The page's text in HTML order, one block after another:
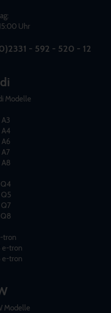
Uhr
- 592 - 520 - 12
Modelle
A4
A6
A8
tron
e-tron
e-tron
Modelle